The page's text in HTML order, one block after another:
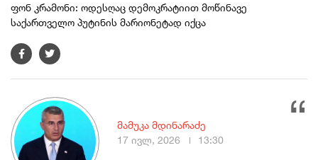
ფონ კრამონი: ოდესღაც დემოკრატიით მოწინავე
საქართველო პუტინის მარიონეტად იქცა
მამუკა მდინარაძე
17 ივლ, 2026
13:30